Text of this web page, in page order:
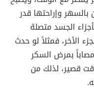
وإراحتها قدر
الجسد متصلة
الأخر، فمثلاً لو حدث
بمرض السكر
قصير، لذلك من